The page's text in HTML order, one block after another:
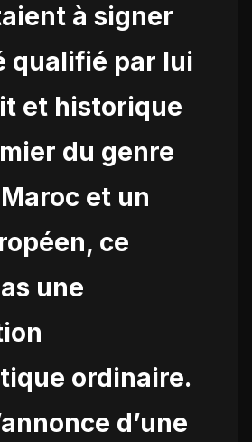
à signer
qualifié par lui
et historique
du genre
et un
ce
une
ordinaire.
d’une